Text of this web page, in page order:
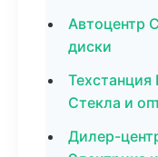
Автоцентр
диски
Стекла и
Дилер-